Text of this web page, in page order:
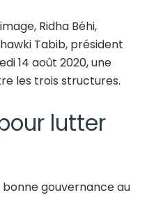
Ridha Béhi,
Tabib, président
14 août 2020, une
les trois structures.
lutter
gouvernance au